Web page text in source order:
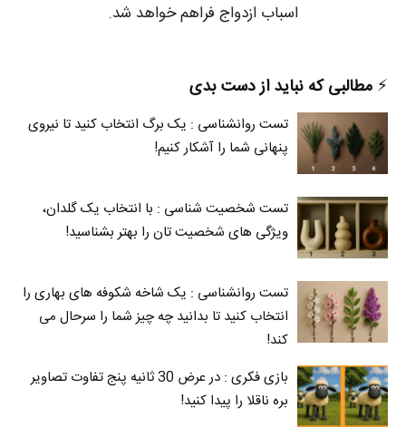
اسباب ازدواج فراهم خواهد شد.
⚡️ مطالبی که نباید از دست بدی
تست روانشناسی : یک برگ انتخاب کنید تا نیروی
پنهانی شما را آشکار کنیم!
تست شخصیت شناسی : با انتخاب یک گلدان،
ویژگی های شخصیت تان را بهتر بشناسید!
تست روانشناسی : یک شاخه شکوفه های بهاری را
انتخاب کنید تا بدانید چه چیز شما را سرحال می‌
کند!
بازی فکری : در عرض 30 ثانیه پنج تفاوت تصاویر
بره ناقلا را پیدا کنید!